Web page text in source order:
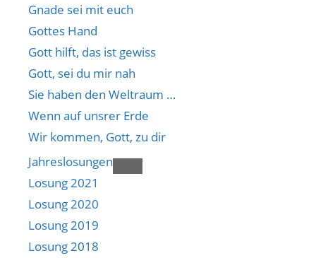
Gnade sei mit euch
Gottes Hand
Gott hilft, das ist gewiss
Gott, sei du mir nah
Sie haben den Weltraum …
Wenn auf unsrer Erde
Wir kommen, Gott, zu dir
Jahreslosungen
Losung 2021
Losung 2020
Losung 2019
Losung 2018